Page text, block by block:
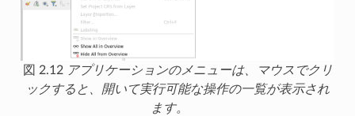
図 2.12 アプリケーションのメニューは、マウスでクリ
ックすると、開いて実行可能な操作の一覧が表示され
ます。